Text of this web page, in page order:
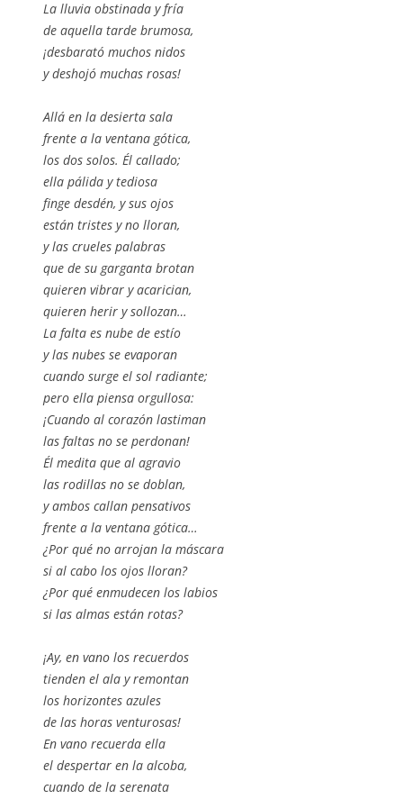
La lluvia obstinada y fría
de aquella tarde brumosa,
¡desbarató muchos nidos
y deshojó muchas rosas!
Allá en la desierta sala
frente a la ventana gótica,
los dos solos. Él callado;
ella pálida y tediosa
finge desdén, y sus ojos
están tristes y no lloran,
y las crueles palabras
que de su garganta brotan
quieren vibrar y acarician,
quieren herir y sollozan…
La falta es nube de estío
y las nubes se evaporan
cuando surge el sol radiante;
pero ella piensa orgullosa:
¡Cuando al corazón lastiman
las faltas no se perdonan!
Él medita que al agravio
las rodillas no se doblan,
y ambos callan pensativos
frente a la ventana gótica…
¿Por qué no arrojan la máscara
si al cabo los ojos lloran?
¿Por qué enmudecen los labios
si las almas están rotas?
¡Ay, en vano los recuerdos
tienden el ala y remontan
los horizontes azules
de las horas venturosas!
En vano recuerda ella
el despertar en la alcoba,
cuando de la serenata